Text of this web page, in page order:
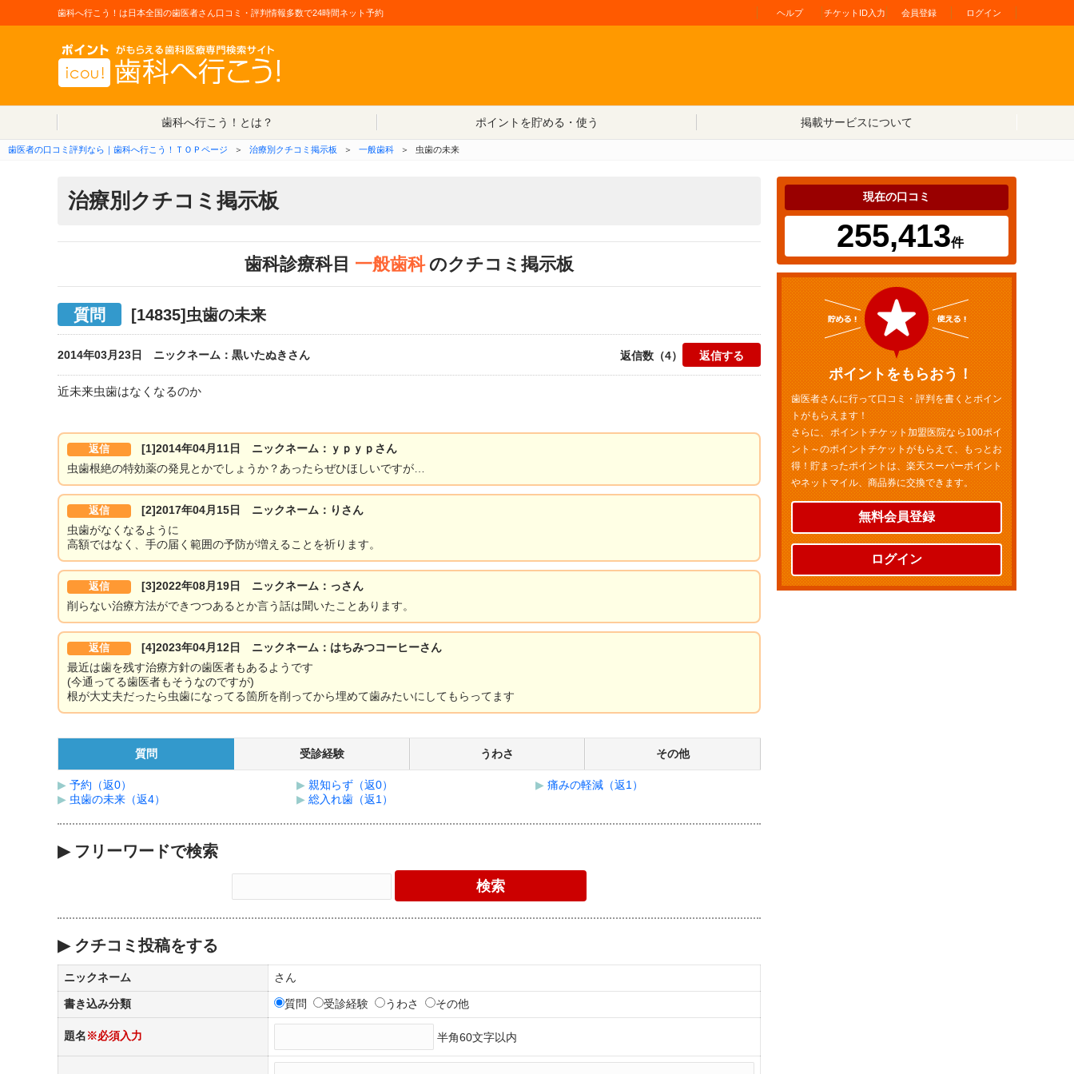
歯科へ行こう！は日本全国の歯医者さん口コミ・評判情報多数で24時間ネット予約 ヘルプ チケットID入力 会員登録 ログイン
歯科へ行こう！とは？
ポイントを貯める・使う 掲載サービスについて
歯医者の口コミ評判なら｜歯科へ行こう！ＴＯＰページ ＞ 治療別クチコミ掲示板 ＞ 一般歯科 ＞ 虫歯の未来
治療別クチコミ掲示板
歯科診療科目 一般歯科 のクチコミ掲示板
質問 [14835]虫歯の未来
2014年03月23日 ニックネーム：黒いたぬきさん 返信数（4）
近未来虫歯はなくなるのか
返信
[1]2014年04月11日 ニックネーム：ｙｐｙｐさん
虫歯根絶の特効薬の発見とかでしょうか？あったらぜひほしいですが…
返信
[2]2017年04月15日 ニックネーム：りさん
虫歯がなくなるように
高額ではなく、手の届く範囲の予防が増えることを祈ります。
返信
[3]2022年08月19日 ニックネーム：っさん
削らない治療方法ができつつあるとか言う話は聞いたことあります。
返信
[4]2023年04月12日 ニックネーム：はちみつコーヒーさん
最近は歯を残す治療方針の歯医者もあるようです
(今通ってる歯医者もそうなのですが)
根が大丈夫だったら虫歯になってる箇所を削ってから埋めて歯みたいにしてもらってます
質問 受診経験 うわさ その他
▶ 予約（返0） ▶ 親知らず（返0） ▶ 痛みの軽減（返1）
▶ 虫歯の未来（返4） ▶ 総入れ歯（返1）
▶ フリーワードで検索
▶ クチコミ投稿をする
ニックネーム さん
書き込み分類 質問 受診経験 うわさ その他
題名※必須入力 半角60文字以内
現在の口コミ
255,413件
ポイントをもらおう！
歯医者さんに行って口コミ・評判を書くとポイン
トがもらえます！
さらに、ポイントチケット加盟医院なら100ポイ
ント～のポイントチケットがもらえて、もっとお
得！貯まったポイントは、楽天スーパーポイント
やネットマイル、商品券に交換できます。
無料会員登録
ログイン